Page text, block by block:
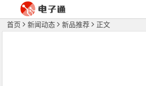
首页 新闻动态 新品推荐 正文